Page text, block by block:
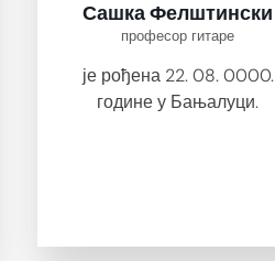
Сашка Фелштински
професор гитаре
је рођена 22. 08. 0000.
године у Бањалуци.